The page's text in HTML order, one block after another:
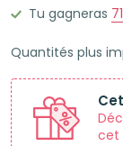
x6 Tu gagneras 71
Quantités plus
cet